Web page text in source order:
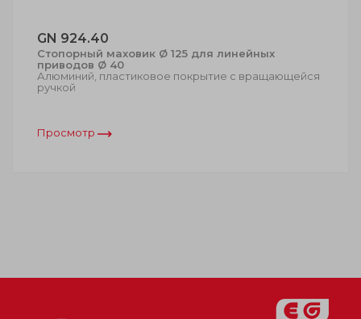
GN 924.40
Стопорный маховик Ø 125 для линейных
приводов Ø 40
Алюминий, пластиковое покрытие с вращающейся
ручкой
Просмотр